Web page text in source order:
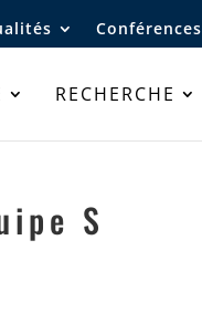
Conférences
RECHERCHE
S